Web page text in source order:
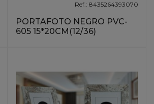
Ref.: 8435264393070
PORTAFOTO NEGRO PVC-
605 15*20CM(12/36)